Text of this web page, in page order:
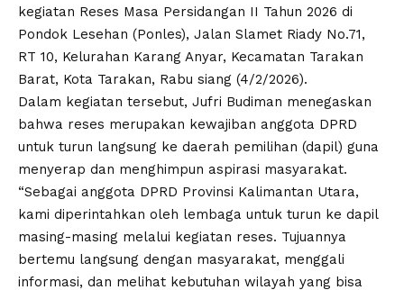
kegiatan Reses Masa Persidangan II Tahun 2026 di
Pondok Lesehan (Ponles), Jalan Slamet Riady No.71,
RT 10, Kelurahan Karang Anyar, Kecamatan Tarakan
Barat, Kota Tarakan, Rabu siang (4/2/2026).
Dalam kegiatan tersebut, Jufri Budiman menegaskan
bahwa reses merupakan kewajiban anggota DPRD
untuk turun langsung ke daerah pemilihan (dapil) guna
menyerap dan menghimpun aspirasi masyarakat.
“Sebagai anggota DPRD Provinsi Kalimantan Utara,
kami diperintahkan oleh lembaga untuk turun ke dapil
masing-masing melalui kegiatan reses. Tujuannya
bertemu langsung dengan masyarakat, menggali
informasi, dan melihat kebutuhan wilayah yang bisa